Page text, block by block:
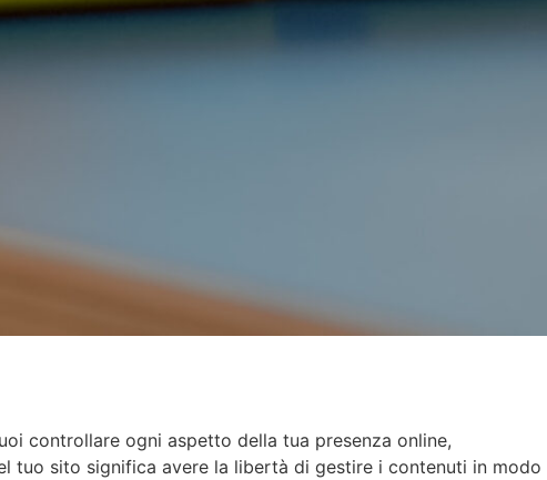
controllare ogni aspetto della tua presenza online,
tuo sito significa avere la libertà di gestire i contenuti in modo